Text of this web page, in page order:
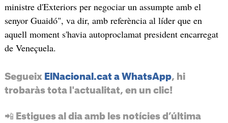
ministre d'Exteriors per negociar un assumpte amb el
senyor Guaidó", va dir, amb referència al líder que en
aquell moment s'havia autoproclamat president encarregat
de Veneçuela.
Segueix ElNacional.cat a WhatsApp, hi
trobaràs tota l'actualitat, en un clic!
📲 Estigues al dia amb les notícies d’última